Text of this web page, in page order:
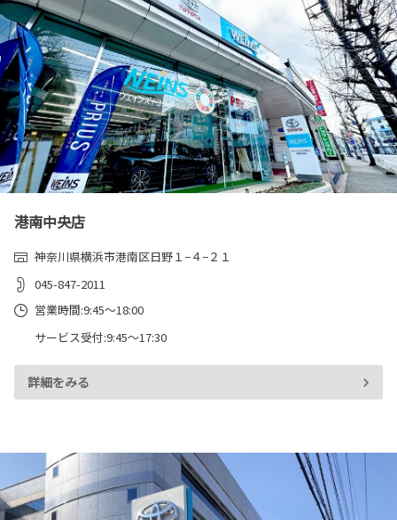
港南中央店
神奈川県横浜市港南区日野１−４−２１
045-847-2011
営業時間:9:45～18:00
サービス受付:9:45～17:30
詳細をみる